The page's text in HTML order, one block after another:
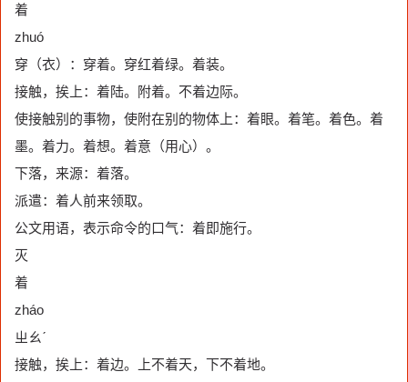
着
zhuó
穿（衣）：穿着。穿红着绿。着装。
接触，挨上：着陆。附着。不着边际。
使接触别的事物，使附在别的物体上：着眼。着笔。着色。着
墨。着力。着想。着意（用心）。
下落，来源：着落。
派遣：着人前来领取。
公文用语，表示命令的口气：着即施行。
灭
着
zháo
ㄓㄠˊ
接触，挨上：着边。上不着天，下不着地。